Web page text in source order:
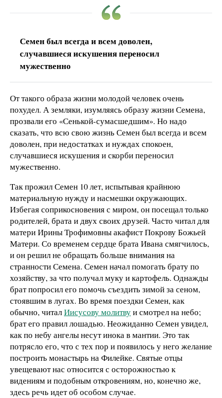
Семен был всегда и всем доволен,
случавшиеся искушения переносил
мужественно
От такого образа жизни молодой человек очень
похудел. А земляки, изумляясь образу жизни Семена,
прозвали его «Сенькой-сумасшедшим». Но надо
сказать, что всю свою жизнь Семен был всегда и всем
доволен, при недостатках и нуждах спокоен,
случавшиеся искушения и скорби переносил
мужественно.
Так прожил Семен 10 лет, испытывая крайнюю
материальную нужду и насмешки окружающих.
Избегая соприкосновения с миром, он посещал только
родителей, брата и двух своих друзей. Часто читал для
матери Ирины Трофимовны акафист Покрову Божьей
Матери. Со временем сердце брата Ивана смягчилось,
и он решил не обращать больше внимания на
странности Семена. Семен начал помогать брату по
хозяйству, за что получал муку и картофель. Однажды
брат попросил его помочь съездить зимой за сеном,
стоявшим в лугах. Во время поездки Семен, как
обычно, читалИисусову молитвуи смотрел на небо;
брат его правил лошадью. Неожиданно Семен увидел,
как по небу ангелы несут инока в мантии. Это так
потрясло его, что с тех пор и появилось у него желание
построить монастырь на Филейке. Святые отцы
увещевают нас относится с осторожностью к
видениям и подобным откровениям, но, конечно же,
здесь речь идет об особом случае.